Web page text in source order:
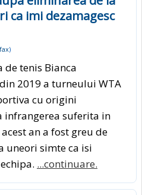
ca imi dezamagesc
)
de tenis Bianca
2019 a turneului WTA
cu origini
infrangerea suferita in
an a fost greu de
uneori simte ca isi
...continuare.